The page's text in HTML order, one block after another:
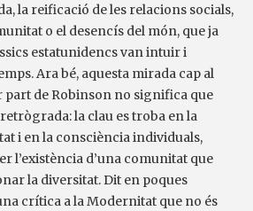
la reificació de les relacions socials,
o el desencís del món, que ja
estatunidencs van intuir i
Ara bé, aquesta mirada cap al
part de Robinson no significa que
la clau es troba en la
i en la consciència individuals,
l’existència d’una comunitat que
la diversitat. Dit en poques
crítica a la Modernitat que no és